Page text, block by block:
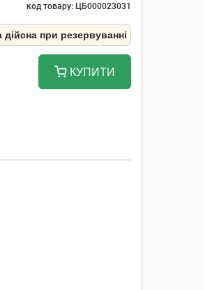
код товару: ЦБ000023031
дійсна при резервуванні
КУПИТИ